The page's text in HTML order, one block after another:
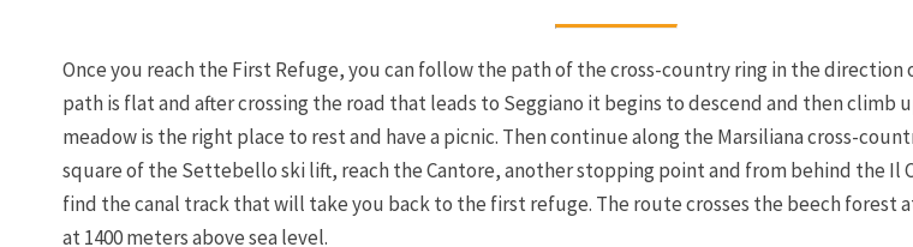
Once you reach the First Refuge, you can follow the path of the cross-country ring in the direction
path is flat and after crossing the road that leads to Seggiano it begins to descend and then climb
meadow is the right place to rest and have a picnic. Then continue along the Marsiliana cross-
square of the Settebello ski lift, reach the Cantore, another stopping point and from behind the Il
find the canal track that will take you back to the first refuge. The route crosses the beech forest
at 1400 meters above sea level.